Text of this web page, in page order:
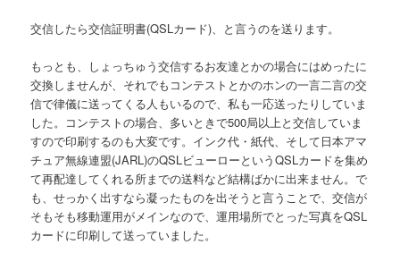
交信したら交信証明書(QSLカード)、と言うのを送ります。
もっとも、しょっちゅう交信するお友達とかの場合にはめったに
交換しませんが、それでもコンテストとかのホンの一言二言の交
信で律儀に送ってくる人もいるので、私も一応送ったりしていま
した。コンテストの場合、多いときで500局以上と交信していま
すので印刷するのも大変です。インク代・紙代、そして日本アマ
チュア無線連盟(JARL)のQSLビューローというQSLカードを集め
て再配達してくれる所までの送料など結構ばかに出来ません。で
も、せっかく出すなら凝ったものを出そうと言うことで、交信が
そもそも移動運用がメインなので、運用場所でとった写真をQSL
カードに印刷して送っていました。